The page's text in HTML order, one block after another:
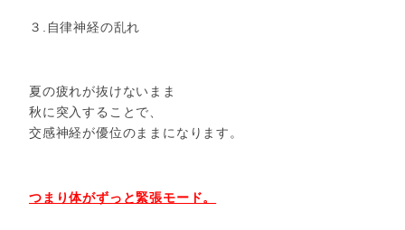
３.自律神経の乱れ
夏の疲れが抜けないまま
秋に突入することで、
交感神経が優位のままになります。
つまり体がずっと緊張モード。